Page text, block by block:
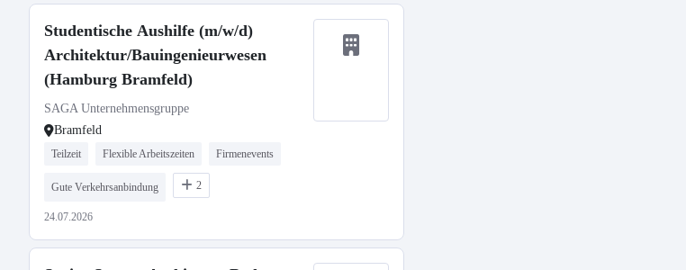
Studentische Aushilfe (m/w/d)
Architektur/Bauingenieurwesen
(Hamburg Bramfeld)
SAGA Unternehmensgruppe
Bramfeld
Teilzeit Flexible Arbeitszeiten Firmenevents
Gute Verkehrsanbindung 2
24.07.2026